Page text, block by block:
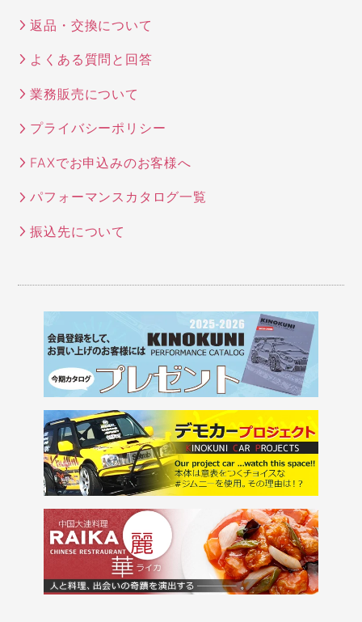
返品・交換について
よくある質問と回答
業務販売について
プライバシーポリシー
FAXでお申込みのお客様へ
パフォーマンスカタログ一覧
振込先について